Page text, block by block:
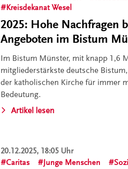
Kreisdekanat Wesel
2025: Hohe Nachfragen
Angeboten im Bistum
Im Bistum Münster, mit knapp 1,6
mitgliederstärkste deutsche
der katholischen Kirche für immer
Bedeutung.
Artikel lesen
20.12.2025, 18:05 Uhr
Caritas
Junge Menschen